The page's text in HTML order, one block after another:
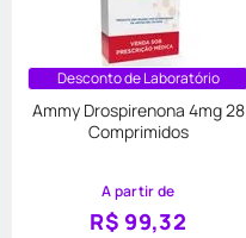
Desconto de Laboratório
Ammy Drospirenona 4mg 28
Comprimidos
A partir de
R$ 99,32